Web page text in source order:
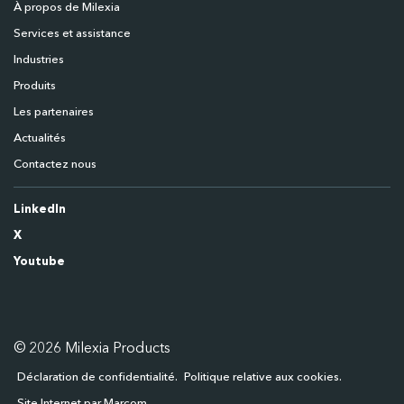
À propos de Milexia
Services et assistance
Industries
Produits
Les partenaires
Actualités
Contactez nous
LinkedIn
X
Youtube
© 2026 Milexia Products
Déclaration de confidentialité Politique relative aux cookies